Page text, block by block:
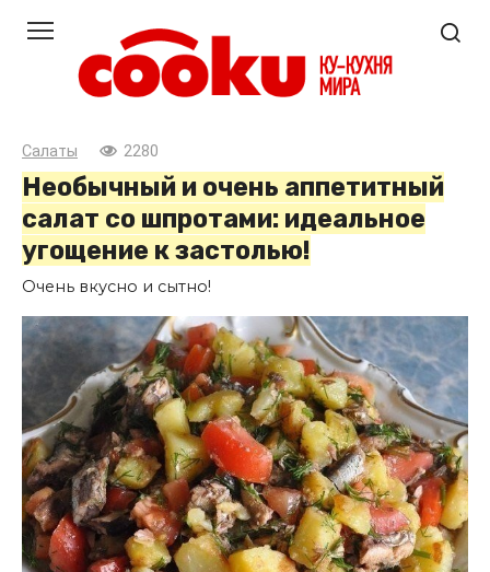
контенту
Салаты 2280
Необычный и очень аппетитный
салат со шпротами: идеальное
угощение к застолью!
Очень вкусно и сытно!